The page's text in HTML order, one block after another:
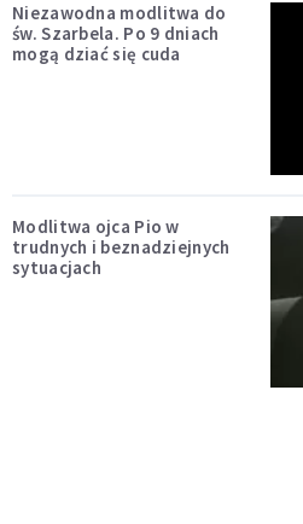
Niezawodna modlitwa do
św. Szarbela. Po 9 dniach
mogą dziać się cuda
Modlitwa ojca Pio w
trudnych i beznadziejnych
sytuacjach